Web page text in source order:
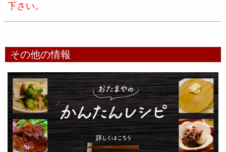
下さい。
その他の情報